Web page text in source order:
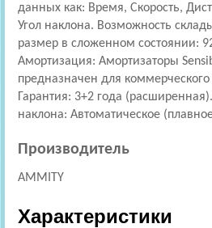
данных как: Время, Скорость,
Угол наклона. Возможность
размер в сложенном состоянии:
Амортизация: Амортизаторы
предназначен для
Гарантия: 3+2 года
наклона: Автоматическое
Производитель
AMMITY
Характеристики